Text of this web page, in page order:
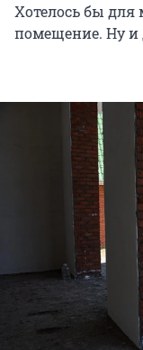
Хотелось бы для
помещение. Ну и